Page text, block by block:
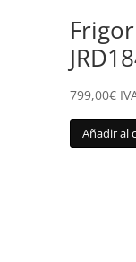
799,00€
Añadir al